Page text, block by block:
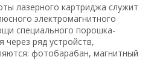
лазерного картриджа служит
электромагнитного
специального порошка-
через ряд устройств,
фотобарабан, магнитный